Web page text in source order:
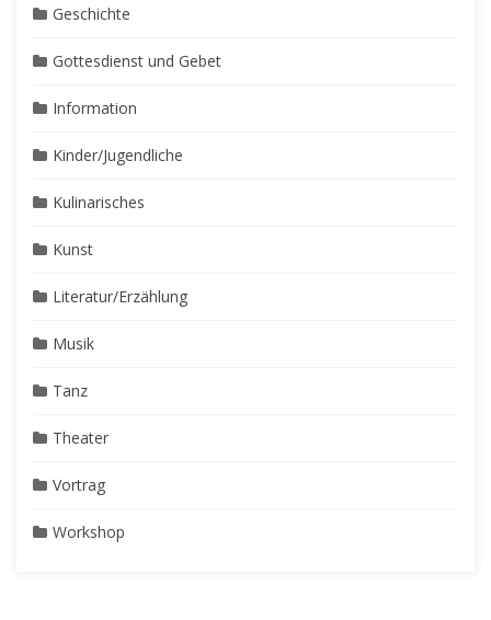
Geschichte
Gottesdienst und Gebet
Information
Kinder/Jugendliche
Kulinarisches
Kunst
Literatur/Erzählung
Musik
Tanz
Theater
Vortrag
Workshop